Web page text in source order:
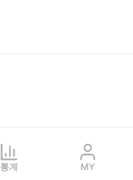
통계 MY